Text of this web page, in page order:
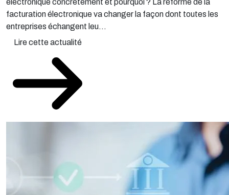
entreprises échangent leu...
Lire cette actualité